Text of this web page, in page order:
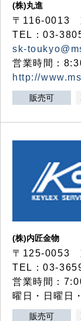
(株)丸進
〒116-0013
TEL：03-
sk-
営業時間：
http://
販売可
(株)内匠金物
〒125-0053
TEL：03-
営業時間：
曜日・日曜日
販売可